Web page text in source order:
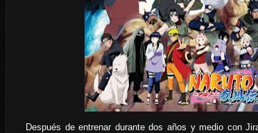
Después de entrenar durante dos años y medio con